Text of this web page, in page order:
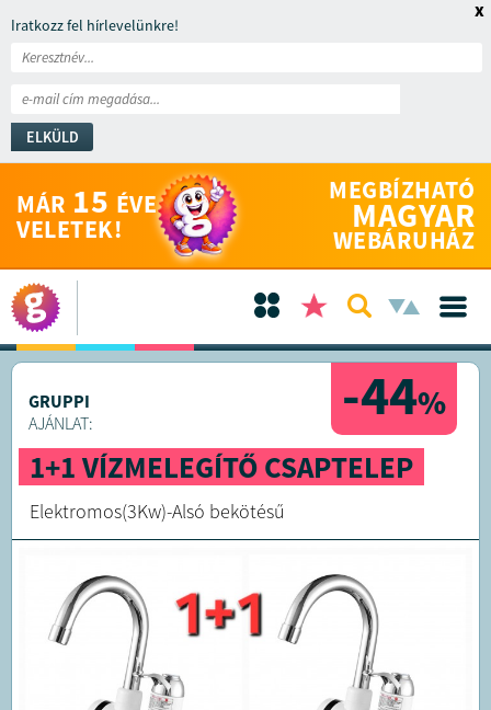
Iratkozz fel hírlevelünkre!
ELKÜLD
x
MÁR 15 ÉVE
VELETEK!
MEGBÍZHATÓ
MAGYAR
WEBÁRUHÁZ
-44%
GRUPPI
AJÁNLAT:
1+1 VÍZMELEGÍTŐ CSAPTELEP
Elektromos(3Kw)-Alsó bekötésű